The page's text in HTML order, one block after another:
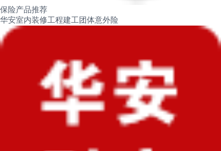
保险产品推荐
华安室内装修工程建工团体意外险